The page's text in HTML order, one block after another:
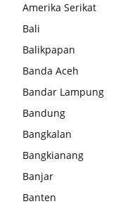
Amerika Serikat
Bali
Balikpapan
Banda Aceh
Bandar Lampung
Bandung
Bangkalan
Bangkianang
Banjar
Banten